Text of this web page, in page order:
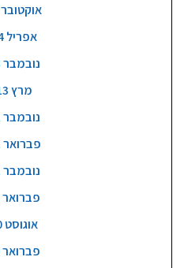
אוקטובר 2014
אפריל 2014
נובמבר 2013
מרץ 2013
נובמבר 2012
פברואר 2012
נובמבר 2011
פברואר 2011
אוגוסט 2010
פברואר 2010